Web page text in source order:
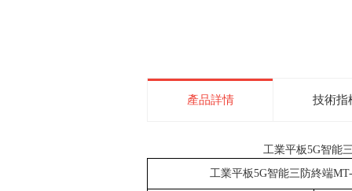
產品詳情 技術指
工業平板5G智能
工業平板5G智能三防終端